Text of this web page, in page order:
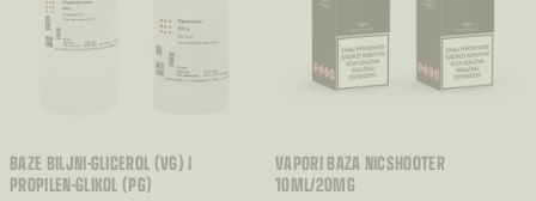
BAZE BILJNI-GLICEROL (VG) I
PROPILEN-GLIKOL (PG)
VAPORI BAZA NICSHOOTER
10ML/20MG